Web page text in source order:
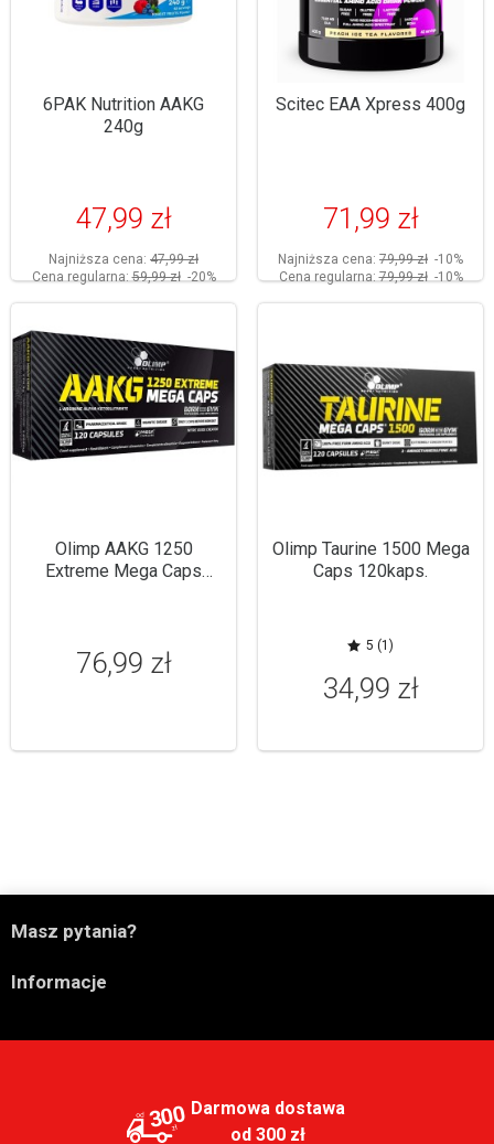
6PAK Nutrition AAKG
240g
47,99 zł
Najniższa cena: 47,99 zł
Cena regularna:59,99 zł -20%
Scitec EAA Xpress 400g
71,99 zł
Najniższa cena: 79,99 zł -10%
Cena regularna:79,99 zł -10%
Olimp AAKG 1250
Extreme Mega Caps
76,99 zł
Olimp Taurine 1500 Mega
Caps 120kaps.
5 (1)
34,99 zł
Masz pytania?
Informacje
300 Darmowa dostawa
od 300 zł